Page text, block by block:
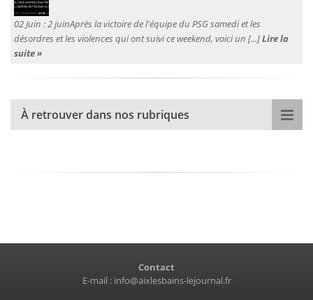
02 Juin :2 juinAprès la victoire de l'équipe du PSG samedi et les
désordres et les violences qui ont suivi ce weekend, voici un [...]Lire la
suite »
À retrouver dans nos rubriques
Contact
E-mail : info@aixlesbains-lejournal.fr